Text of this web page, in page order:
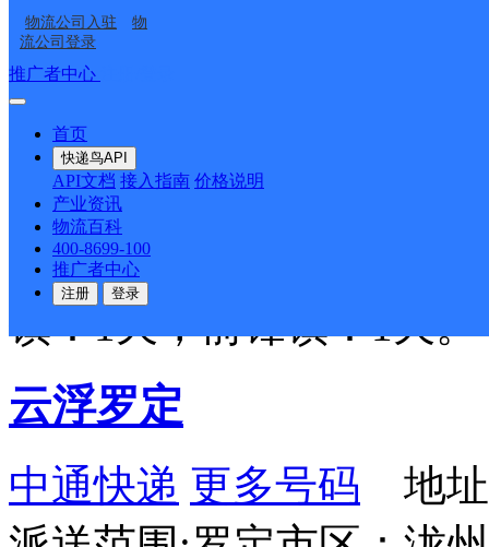
物流公司入驻
物
流公司登录
推广者中心
首页
快递鸟API
API文档 接入指南 价格说明
产业资讯
物流百科
400-8699-100
推广者中心
注册 登录
都杨镇 负责人：陈玉达
电话：0766-8261887 地
镇：麦州街、都骑街、
位。村不派送（可联系
天，白石镇：1天，富林
镇：1天，前锋镇：1天
云浮罗定
中通快递 更多号码 地址